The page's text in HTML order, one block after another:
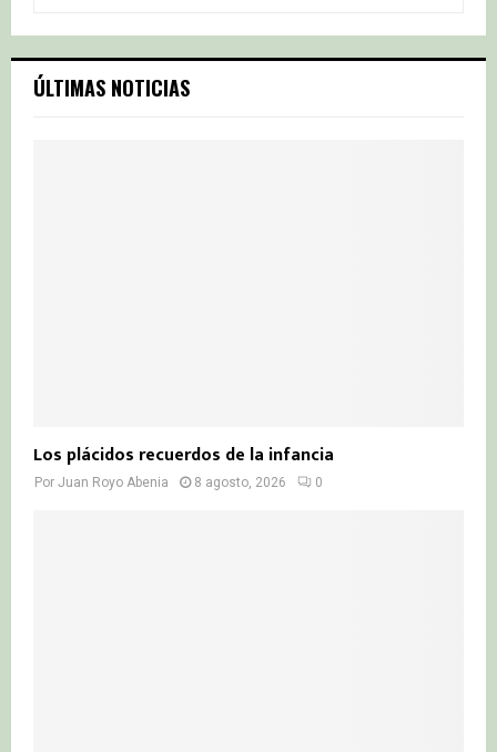
c
h
S
ÚLTIMAS NOTICIAS
Los plácidos recuerdos de la infancia
Por Juan Royo Abenia 8 agosto, 2026 0